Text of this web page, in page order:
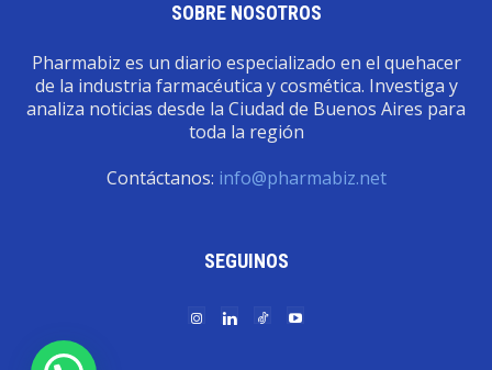
SOBRE NOSOTROS
Pharmabiz es un diario especializado en el quehacer
de la industria farmacéutica y cosmética. Investiga y
analiza noticias desde la Ciudad de Buenos Aires para
toda la región
Contáctanos: info@pharmabiz.net
SEGUINOS